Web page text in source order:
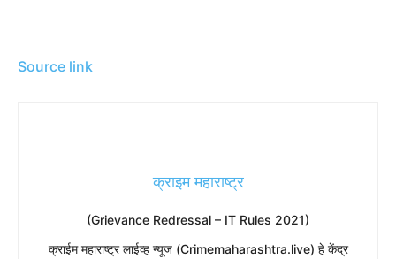
Source link
क्राइम महाराष्ट्र
(Grievance Redressal – IT Rules 2021)
​क्राईम महाराष्ट्र लाईव्ह न्यूज (Crimemaharashtra.live) हे केंद्र